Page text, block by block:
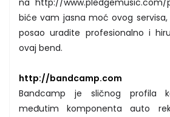
na http://www.pledgemusic.com/
biće vam jasna moć ovog
posao uradite profesionalno i
ovaj bend.
http://bandcamp.com
Bandcamp je sličnog profila
međutim komponenta auto